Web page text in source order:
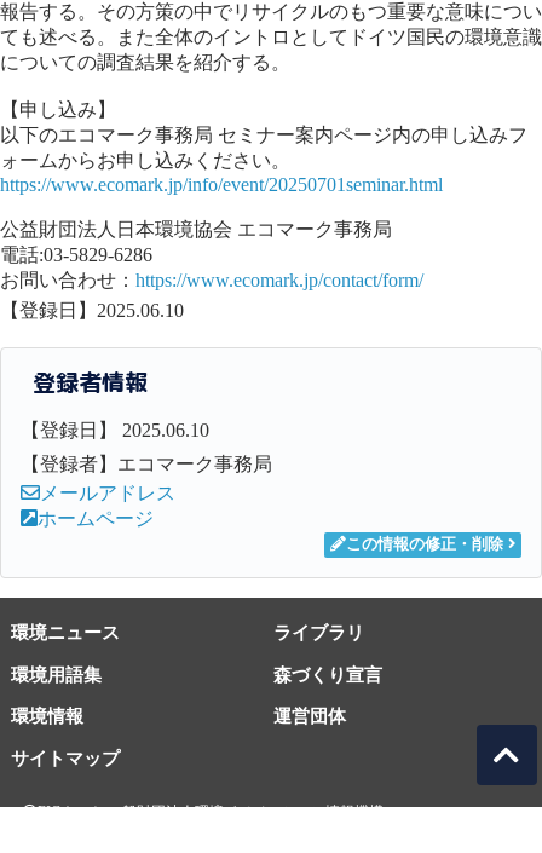
報告する。その方策の中でリサイクルのもつ重要な意味につい
ても述べる。また全体のイントロとしてドイツ国民の環境意識
についての調査結果を紹介する。
【申し込み】
以下のエコマーク事務局 セミナー案内ページ内の申し込みフ
ォームからお申し込みください。
https://www.ecomark.jp/info/event/20250701seminar.html
公益財団法人日本環境協会 エコマーク事務局
電話:03-5829-6286
お問い合わせ： https://www.ecomark.jp/contact/form/
【登録日】2025.06.10
登録者情報
【登録日】 2025.06.10
【登録者】エコマーク事務局
メールアドレス
ホームページ
この情報の修正・削除
環境ニュース ライブラリ
環境用語集 森づくり宣言
環境情報
サイトマップ
運営団体
EICネット 一般財団法人環境イノベーション情報機構